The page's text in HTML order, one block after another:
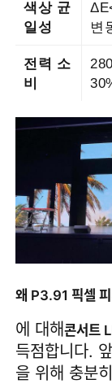
색상 균
일성
변
전력 소
비
왜 P3.91 픽셀
에 대해콘서트
득점합니다.
을 위해 충분